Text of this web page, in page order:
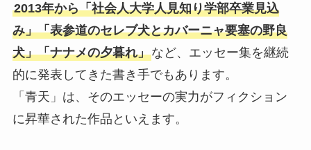
2013年から「社会人大学人見知り学部卒業見込
み」「表参道のセレブ犬とカバーニャ要塞の野良
犬」「ナナメの夕暮れ」など、エッセー集を継続
的に発表してきた書き手でもあります。
「青天」は、そのエッセーの実力がフィクション
に昇華された作品といえます。